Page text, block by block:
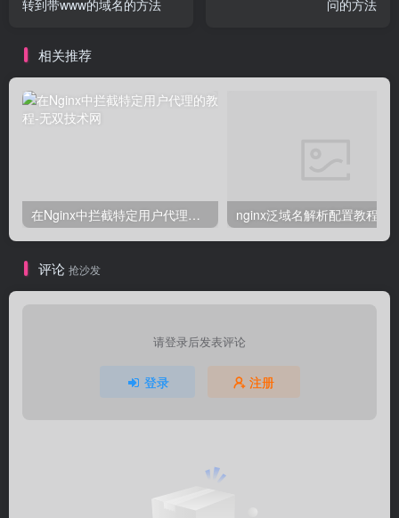
转到带www的域名的方法 问的方法
相关推荐
在Nginx中拦截特定用户代理的教程 nginx泛域名解析配置教程
评论 抢沙发
请登录后发表评论
登录 注册